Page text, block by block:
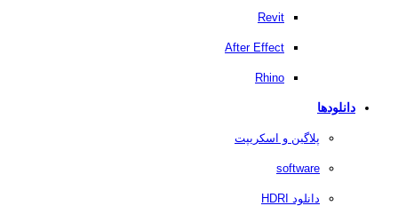
Revit
After Effect
Rhino
دانلودها
پلاگین و اسکریپت
software
دانلود HDRI